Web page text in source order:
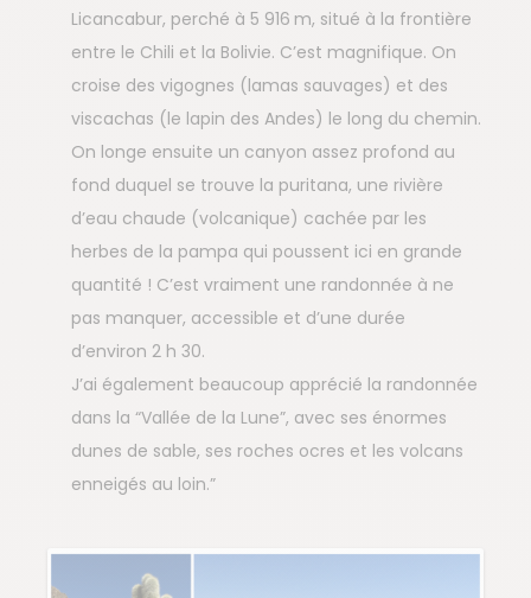
Licancabur, perché à 5 916 m, situé à la frontière
entre le Chili et la Bolivie. C’est magnifique. On
croise des vigognes (lamas sauvages) et des
viscachas (le lapin des Andes) le long du chemin.
On longe ensuite un canyon assez profond au
fond duquel se trouve la puritana, une rivière
d’eau chaude (volcanique) cachée par les
herbes de la pampa qui poussent ici en grande
quantité ! C’est vraiment une randonnée à ne
pas manquer, accessible et d’une durée
d’environ 2 h 30.
J’ai également beaucoup apprécié la randonnée
dans la “Vallée de la Lune”, avec ses énormes
dunes de sable, ses roches ocres et les volcans
enneigés au loin.”